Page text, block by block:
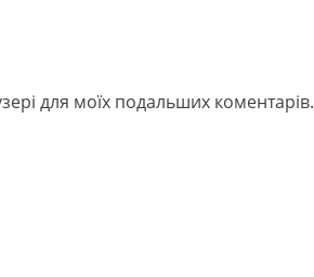
для моїх подальших коментарів.